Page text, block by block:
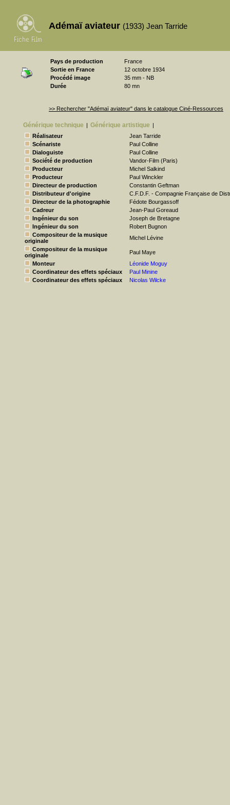
Adémaï aviateur (1933) Jean Tarride
Pays de production
France
Sortie en France
12 octobre 1934
Procédé image
35 mm - NB
Durée
80 mn
>> Rechercher "Adémaï aviateur" dans le catalogue Ciné-Ressources
Générique technique | Générique artistique |
Réalisateur
Jean Tarride
Scénariste
Paul Colline
Dialoguiste
Paul Colline
Société de production
Vandor-Film (Paris)
Producteur
Michel Salkind
Producteur
Paul Winckler
Directeur de production
Constantin Geftman
Distributeur d'origine
C.F.D.F. - Compagnie Française de
Directeur de la photographie
Fédote Bourgassoff
Cadreur
Jean-Paul Goreaud
Ingénieur du son
Joseph de Bretagne
Ingénieur du son
Robert Bugnon
Compositeur de la musique
originale
Michel Lévine
Compositeur de la musique
originale
Paul Maye
Monteur
Léonide Moguy
Coordinateur des effets spéciaux
Paul Minine
Coordinateur des effets spéciaux
Nicolas Wilcke